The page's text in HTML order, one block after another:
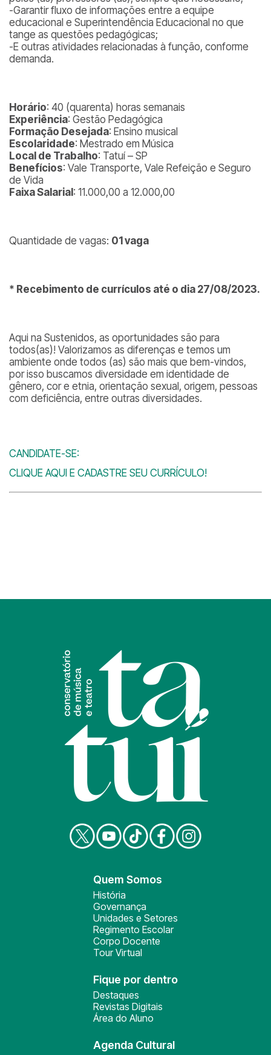
-Garantir fluxo de informações entre a equipe
educacional e Superintendência Educacional no que
tange as questões pedagógicas;
-E outras atividades relacionadas à função, conforme
demanda.
Horário: 40 (quarenta) horas semanais
Experiência: Gestão Pedagógica
Formação Desejada: Ensino musical
Escolaridade: Mestrado em Música
Local de Trabalho: Tatuí – SP
Benefícios: Vale Transporte, Vale Refeição e Seguro
de Vida
Faixa Salarial : 11.000,00 a 12.000,00
Quantidade de vagas: 01 vaga
* Recebimento de currículos até o dia 27/08/2023.
Aqui na Sustenidos, as oportunidades são para
todos(as)! Valorizamos as diferenças e temos um
ambiente onde todos (as) são mais que bem-vindos,
por isso buscamos diversidade em identidade de
gênero, cor e etnia, orientação sexual, origem, pessoas
com deficiência, entre outras diversidades.
CANDIDATE-SE:
CLIQUE AQUI E CADASTRE SEU CURRÍCULO!
Quem Somos
História
Governança
Unidades e Setores
Regimento Escolar
Corpo Docente
Tour Virtual
Fique por dentro
Destaques
Revistas Digitais
Área do Aluno
Agenda Cultural